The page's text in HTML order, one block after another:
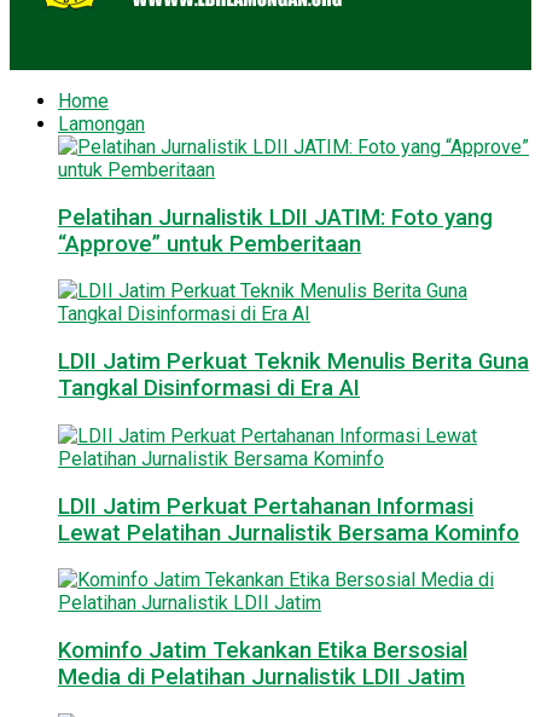
Home
Lamongan
Pelatihan Jurnalistik LDII JATIM: Foto yang
“Approve” untuk Pemberitaan
LDII Jatim Perkuat Teknik Menulis Berita Guna
Tangkal Disinformasi di Era AI
LDII Jatim Perkuat Pertahanan Informasi
Lewat Pelatihan Jurnalistik Bersama Kominfo
Kominfo Jatim Tekankan Etika Bersosial
Media di Pelatihan Jurnalistik LDII Jatim